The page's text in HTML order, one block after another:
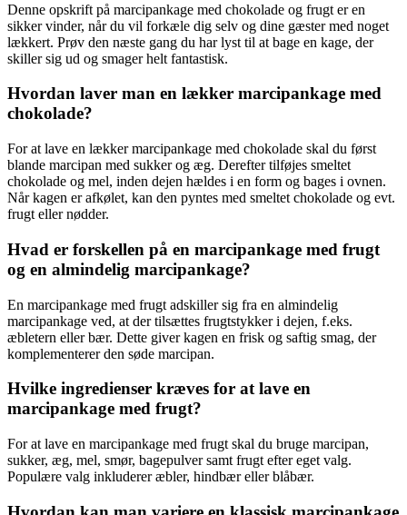
Denne opskrift på marcipankage med chokolade og frugt er en
sikker vinder, når du vil forkæle dig selv og dine gæster med noget
lækkert. Prøv den næste gang du har lyst til at bage en kage, der
skiller sig ud og smager helt fantastisk.
Hvordan laver man en lækker marcipankage med
chokolade?
For at lave en lækker marcipankage med chokolade skal du først
blande marcipan med sukker og æg. Derefter tilføjes smeltet
chokolade og mel, inden dejen hældes i en form og bages i ovnen.
Når kagen er afkølet, kan den pyntes med smeltet chokolade og evt.
frugt eller nødder.
Hvad er forskellen på en marcipankage med frugt
og en almindelig marcipankage?
En marcipankage med frugt adskiller sig fra en almindelig
marcipankage ved, at der tilsættes frugtstykker i dejen, f.eks.
æbletern eller bær. Dette giver kagen en frisk og saftig smag, der
komplementerer den søde marcipan.
Hvilke ingredienser kræves for at lave en
marcipankage med frugt?
For at lave en marcipankage med frugt skal du bruge marcipan,
sukker, æg, mel, smør, bagepulver samt frugt efter eget valg.
Populære valg inkluderer æbler, hindbær eller blåbær.